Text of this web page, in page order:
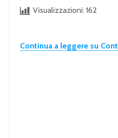
Visualizzazioni: 162
Continua a leggere su